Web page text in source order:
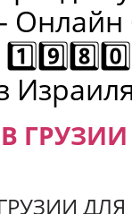
Онлайн
ГРУЗИИ
ДЛЯ